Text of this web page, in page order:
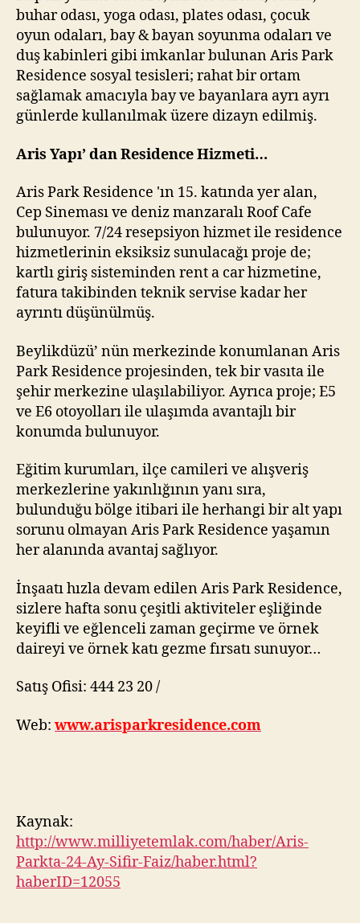
buhar odası, yoga odası, plates odası, çocuk
oyun odaları, bay & bayan soyunma odaları ve
duş kabinleri gibi imkanlar bulunan Aris Park
Residence sosyal tesisleri; rahat bir ortam
sağlamak amacıyla bay ve bayanlara ayrı ayrı
günlerde kullanılmak üzere dizayn edilmiş.
Aris Yapı’ dan Residence Hizmeti…
Aris Park Residence 'ın 15. katında yer alan,
Cep Sineması ve deniz manzaralı Roof Cafe
bulunuyor. 7/24 resepsiyon hizmet ile residence
hizmetlerinin eksiksiz sunulacağı proje de;
kartlı giriş sisteminden rent a car hizmetine,
fatura takibinden teknik servise kadar her
ayrıntı düşünülmüş.
Beylikdüzü’ nün merkezinde konumlanan Aris
Park Residence projesinden, tek bir vasıta ile
şehir merkezine ulaşılabiliyor. Ayrıca proje; E5
ve E6 otoyolları ile ulaşımda avantajlı bir
konumda bulunuyor.
Eğitim kurumları, ilçe camileri ve alışveriş
merkezlerine yakınlığının yanı sıra,
bulunduğu bölge itibari ile herhangi bir alt yapı
sorunu olmayan Aris Park Residence yaşamın
her alanında avantaj sağlıyor.
İnşaatı hızla devam edilen Aris Park Residence,
sizlere hafta sonu çeşitli aktiviteler eşliğinde
keyifli ve eğlenceli zaman geçirme ve örnek
daireyi ve örnek katı gezme fırsatı sunuyor…
Satış Ofisi: 444 23 20 /
Web: www.arisparkresidence.com
Kaynak:
http://www.milliyetemlak.com/haber/Aris-
Parkta-24-Ay-Sifir-Faiz/haber.html?
haberID=12055